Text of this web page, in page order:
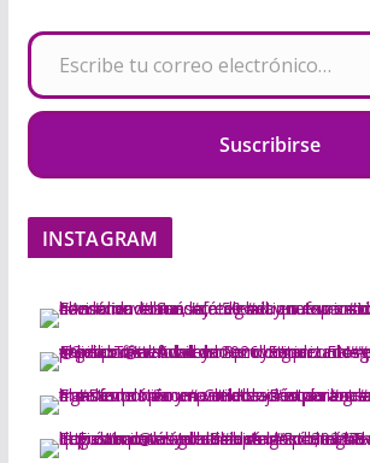
Escribe tu correo electrónico…
Suscribirse
INSTAGRAM